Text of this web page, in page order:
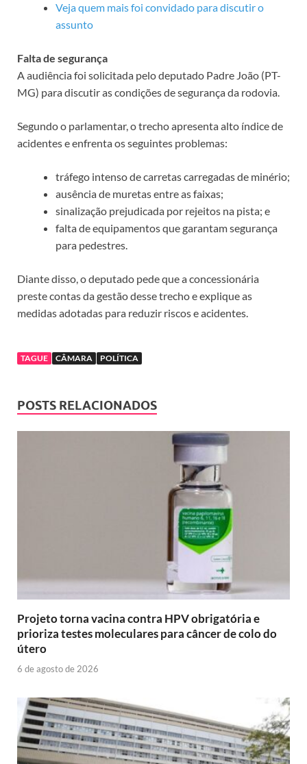
Veja quem mais foi convidado para discutir o
assunto
Falta de segurança
A audiência foi solicitada pelo deputado Padre João (PT-
MG) para discutir as condições de segurança da rodovia.
Segundo o parlamentar, o trecho apresenta alto índice de
acidentes e enfrenta os seguintes problemas:
tráfego intenso de carretas carregadas de minério;
ausência de muretas entre as faixas;
sinalização prejudicada por rejeitos na pista; e
falta de equipamentos que garantam segurança
para pedestres.
Diante disso, o deputado pede que a concessionária
preste contas da gestão desse trecho e explique as
medidas adotadas para reduzir riscos e acidentes.
TAGUE CÂMARA POLÍTICA
POSTS RELACIONADOS
Projeto torna vacina contra HPV obrigatória e
prioriza testes moleculares para câncer de colo do
útero
6 de agosto de 2026